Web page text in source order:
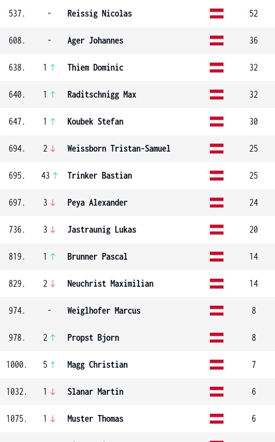
537. - Reissig Nicolas 52
608. - Ager Johannes 36
638. 1 Thiem Dominic 32
640. 1 Raditschnigg Max 32
647. 1 Koubek Stefan 30
694. 2 Weissborn Tristan-Samuel 25
695. 43 Trinker Bastian 25
697. 3 Peya Alexander 24
736. 3 Jastraunig Lukas 20
819. 1 Brunner Pascal 14
829. 2 Neuchrist Maximilian 14
974. - Weiglhofer Marcus 8
978. 2 Propst Bjorn 8
1000. 5 Magg Christian 7
1032. 1 Slanar Martin 6
1075. 1 Muster Thomas 6